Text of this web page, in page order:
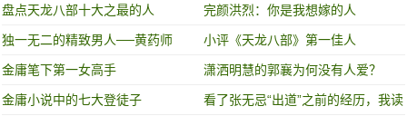
盘点天龙八部十大之最的人 完颜洪烈：你是我想嫁的人
独一无二的精致男人──黄药师 小评《天龙八部》第一佳人
金庸笔下第一女高手 潇洒明慧的郭襄为何没有人爱？
金庸小说中的七大登徒子
看了张无忌“出道”之前的经历，我读